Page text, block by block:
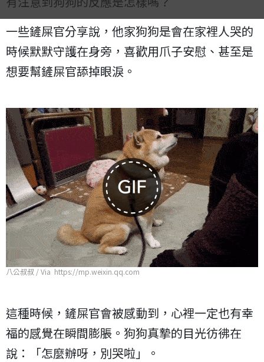
一些鏟屎官分享說，他家狗狗是會在家裡人哭的
時候默默守護在身旁，喜歡用爪子安慰、甚至是
想要幫鏟屎官舔掉眼淚。
八公叔叔 / Via https://mp.weixin.qq.com
這種時候，鏟屎官會被感動到，心裡一定也有幸
福的感覺在瞬間膨脹。狗狗真摯的目光彷彿在
說：「怎麼辦呀，別哭啦」。